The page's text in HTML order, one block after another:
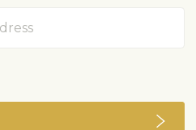
120 g
korvi* või Interflora karpi
Avinurmes spetsiaalselt
käsitsi õmmeldud kauni